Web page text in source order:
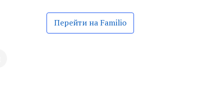
Перейти на Familio